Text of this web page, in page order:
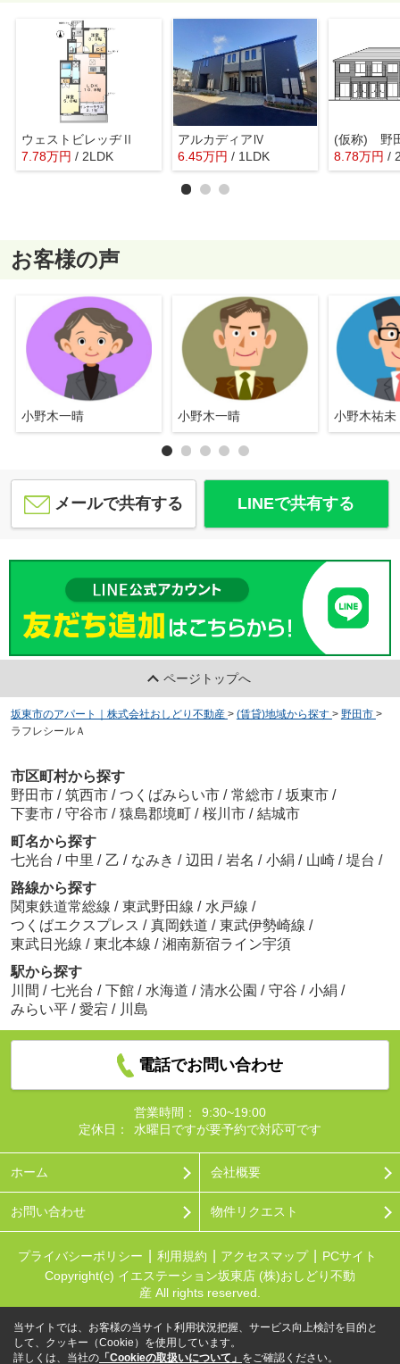
ウェストビレッヂⅡ
7.78万円 / 2LDK
アルカディアⅣ
6.45万円 / 1LDK 8.78万円 /
お客様の声
小野木一晴 小野木一晴 小野木祐未
メールで共有する LINEで共有する
ページトップへ
坂東市のアパート｜株式会社おしどり不動産 > (賃貸)地域から探す > 野田市 >
ラフレシールＡ
市区町村から探す
野田市 / 筑西市 / つくばみらい市 / 常総市 / 坂東市 /
下妻市 / 守谷市 / 猿島郡境町 / 桜川市 / 結城市
町名から探す
七光台 / 中里 / 乙 / なみき / 辺田 / 岩名 / 小絹 / 山崎 / 堤台 /
路線から探す
関東鉄道常総線 / 東武野田線 / 水戸線 /
つくばエクスプレス / 真岡鉄道 / 東武伊勢崎線 /
東武日光線 / 東北本線 / 湘南新宿ライン宇須
駅から探す
川間 / 七光台 / 下館 / 水海道 / 清水公園 / 守谷 / 小絹 /
みらい平 / 愛宕 / 川島
電話でお問い合わせ
営業時間：
9:30~19:00
定休日：
水曜日ですが要予約で対応可です
ホーム 会社概要
お問い合わせ 物件リクエスト
プライバシーポリシー 利用規約 アクセスマップ
PCサイト
Copyright(c) イエステーション坂東店 (株)おしどり不動
産 All rights reserved.
当サイトでは、お客様の当サイト利用状況把握、サービス向上検討を目的と
して、クッキー（Cookie）を使用しています。
詳しくは、当社の 「Cookieの取扱いについて」 をご確認ください。